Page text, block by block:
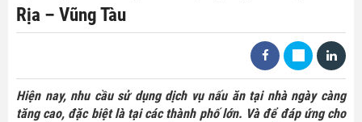
Rịa – Vũng Tàu
Hiện nay, nhu cầu sử dụng dịch vụ nấu ăn tại nhà ngày càng
tăng cao, đặc biệt là tại các thành phố lớn. Và để đáp ứng cho